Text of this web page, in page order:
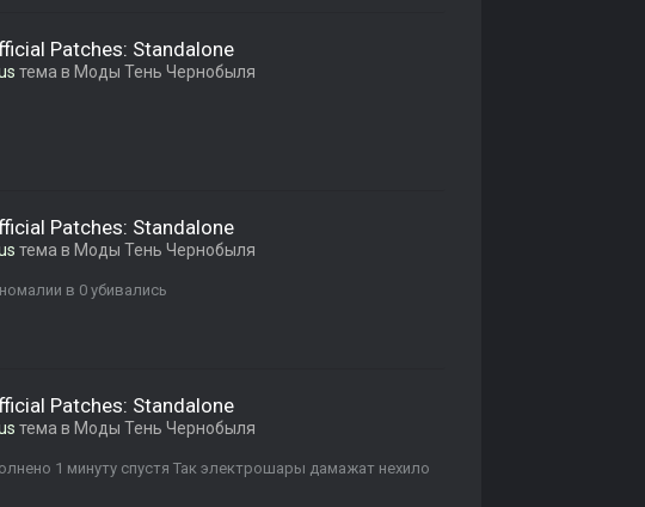
Patches: Standalone
тема в Моды Тень Чернобыля
Patches: Standalone
тема в Моды Тень Чернобыля
в 0 убивались
Patches: Standalone
тема в Моды Тень Чернобыля
1 минуту спустя Так электрошары дамажат нехило